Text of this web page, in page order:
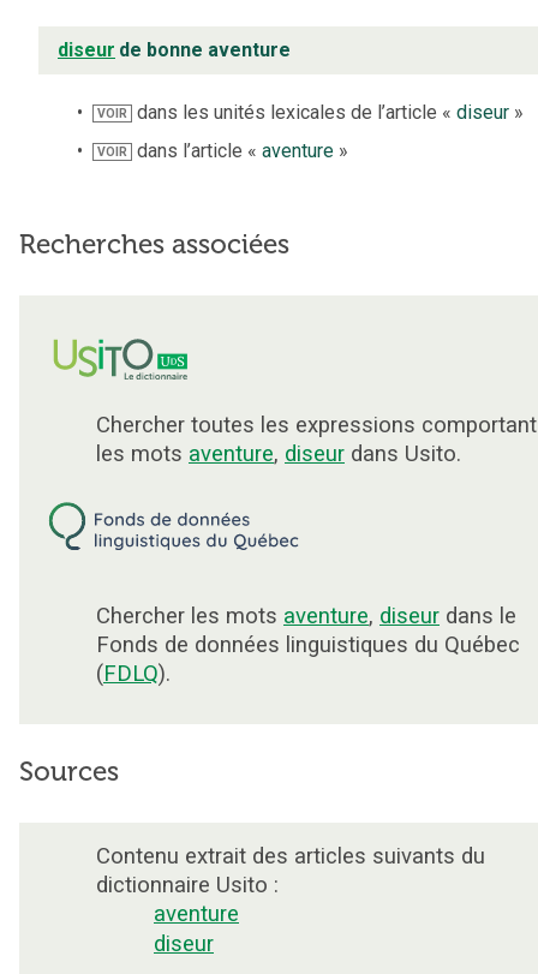
diseur de bonne aventure
VOIR dans les unités lexicales de l’article «diseur »
VOIR dans l’article «aventure »
Recherches associées
Chercher toutes les expressions comportant
les mots aventure, diseur dans Usito.
Chercher les mots aventure, diseur dans le
Fonds de données linguistiques du Québec
(FDLQ).
Sources
Contenu extrait des articles suivants du
dictionnaire Usito :
aventure
diseur